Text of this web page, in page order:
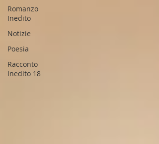
Romanzo
Inedito
Notizie
Poesia
Racconto
Inedito 18